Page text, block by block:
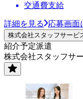
交通費支給
詳細を見る 応募画面
株式会社スタッフサービ
紹介予定派遣
株式会社スタッフサ